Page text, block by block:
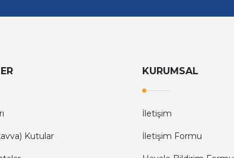
Kutular
KURUMSAL
İletişim
İletişim Formu